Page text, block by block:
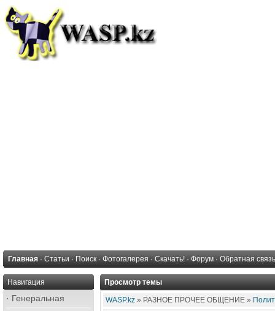
Главная · Статьи · Поиск · Фотогалерея · Скачать! · Форум · Обратная связь
Навигация
· Генеральная
Просмотр темы
WASP.kz » РАЗНОЕ ПРОЧЕЕ ОБЩЕНИЕ »